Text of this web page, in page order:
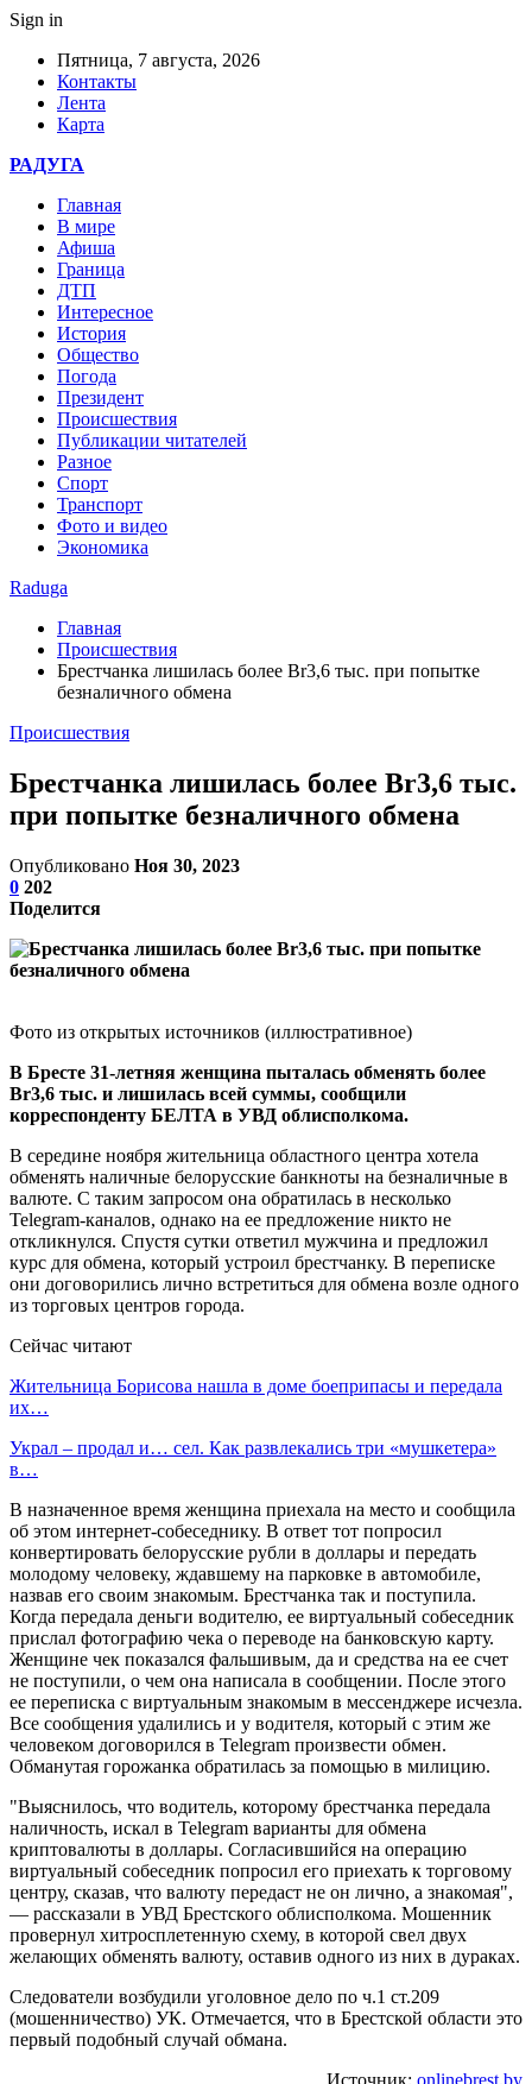
Sign in
Пятница, 7 августа, 2026
Контакты
Лента
Карта
РАДУГА
Главная
В мире
Афиша
Граница
ДТП
Интересное
История
Общество
Погода
Президент
Происшествия
Публикации читателей
Разное
Спорт
Транспорт
Фото и видео
Экономика
Raduga
Главная
Происшествия
Брестчанка лишилась более Br3,6 тыс. при попытке
безналичного обмена
Происшествия
Брестчанка лишилась более Br3,6 тыс.
при попытке безналичного обмена
Опубликовано Ноя 30, 2023
0 202
Поделится
Фото из открытых источников (иллюстративное)
В Бресте 31-летняя женщина пыталась обменять более
Br3,6 тыс. и лишилась всей суммы, сообщили
корреспонденту БЕЛТА в УВД облисполкома.
В середине ноября жительница областного центра хотела
обменять наличные белорусские банкноты на безналичные в
валюте. С таким запросом она обратилась в несколько
Telegram-каналов, однако на ее предложение никто не
откликнулся. Спустя сутки ответил мужчина и предложил
курс для обмена, который устроил брестчанку. В переписке
они договорились лично встретиться для обмена возле одного
из торговых центров города.
Сейчас читают
Жительница Борисова нашла в доме боеприпасы и передала
их…
Украл – продал и… сел. Как развлекались три «мушкетера»
в…
В назначенное время женщина приехала на место и сообщила
об этом интернет-собеседнику. В ответ тот попросил
конвертировать белорусские рубли в доллары и передать
молодому человеку, ждавшему на парковке в автомобиле,
назвав его своим знакомым. Брестчанка так и поступила.
Когда передала деньги водителю, ее виртуальный собеседник
прислал фотографию чека о переводе на банковскую карту.
Женщине чек показался фальшивым, да и средства на ее счет
не поступили, о чем она написала в сообщении. После этого
ее переписка с виртуальным знакомым в мессенджере исчезла.
Все сообщения удалились и у водителя, который с этим же
человеком договорился в Telegram произвести обмен.
Обманутая горожанка обратилась за помощью в милицию.
"Выяснилось, что водитель, которому брестчанка передала
наличность, искал в Telegram варианты для обмена
криптовалюты в доллары. Согласившийся на операцию
виртуальный собеседник попросил его приехать к торговому
центру, сказав, что валюту передаст не он лично, а знакомая",
— рассказали в УВД Брестского облисполкома. Мошенник
провернул хитросплетенную схему, в которой свел двух
желающих обменять валюту, оставив одного из них в дураках.
Следователи возбудили уголовное дело по ч.1 ст.209
(мошенничество) УК. Отмечается, что в Брестской области это
первый подобный случай обмана.
Источник: onlinebrest.by